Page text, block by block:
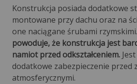
Konstrukcja posiada dodatkowe
montowane przy dachu oraz na
one naciągane śrubami rzymskimi.
powoduje, że konstrukcja jest
namiot przed odkształceniem.
dodatkowe zabezpieczenie przed
atmosferycznymi.